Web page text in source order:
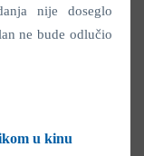
nije doseglo
ne bude odlučio
u kinu